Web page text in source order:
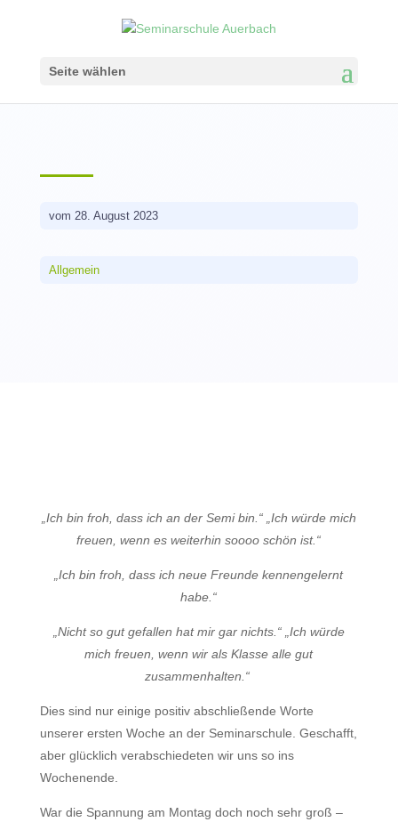
Seite wählen
vom 28. August 2023
Allgemein
„Ich bin froh, dass ich an der Semi bin.“ „Ich würde mich
freuen, wenn es weiterhin soooo schön ist.“
„Ich bin froh, dass ich neue Freunde kennengelernt
habe.“
„Nicht so gut gefallen hat mir gar nichts.“ „Ich würde
mich freuen, wenn wir als Klasse alle gut
zusammenhalten.“
Dies sind nur einige positiv abschließende Worte
unserer ersten Woche an der Seminarschule. Geschafft,
aber glücklich verabschiedeten wir uns so ins
Wochenende.
War die Spannung am Montag doch noch sehr groß –